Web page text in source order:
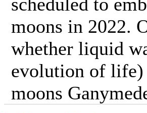
moons in 2022.
whether liquid
evolution of life)
moons